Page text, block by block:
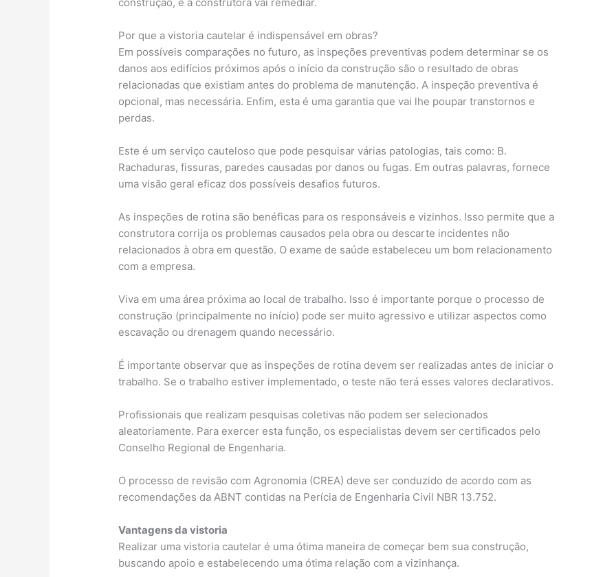
Por que a vistoria cautelar é indispensável em obras?
Em possíveis comparações no futuro, as inspeções preventivas podem determinar se os
danos aos edifícios próximos após o início da construção são o resultado de obras
relacionadas que existiam antes do problema de manutenção. A inspeção preventiva é
opcional, mas necessária. Enfim, esta é uma garantia que vai lhe poupar transtornos e
perdas.
Este é um serviço cauteloso que pode pesquisar várias patologias, tais como: B.
Rachaduras, fissuras, paredes causadas por danos ou fugas. Em outras palavras, fornece
uma visão geral eficaz dos possíveis desafios futuros.
As inspeções de rotina são benéficas para os responsáveis ​​e vizinhos. Isso permite que a
construtora corrija os problemas causados ​​pela obra ou descarte incidentes não
relacionados à obra em questão. O exame de saúde estabeleceu um bom relacionamento
com a empresa.
Viva em uma área próxima ao local de trabalho. Isso é importante porque o processo de
construção (principalmente no início) pode ser muito agressivo e utilizar aspectos como
escavação ou drenagem quando necessário.
É importante observar que as inspeções de rotina devem ser realizadas antes de iniciar o
trabalho. Se o trabalho estiver implementado, o teste não terá esses valores declarativos.
Profissionais que realizam pesquisas coletivas não podem ser selecionados
aleatoriamente. Para exercer esta função, os especialistas devem ser certificados pelo
Conselho Regional de Engenharia.
O processo de revisão com Agronomia (CREA) deve ser conduzido de acordo com as
recomendações da ABNT contidas na Perícia de Engenharia Civil NBR 13.752.
Vantagens da vistoria
Realizar uma vistoria cautelar é uma ótima maneira de começar bem sua construção,
buscando apoio e estabelecendo uma ótima relação com a vizinhança.